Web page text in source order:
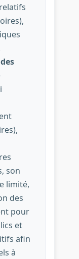
son
limité,
des
pour
et
afin
à